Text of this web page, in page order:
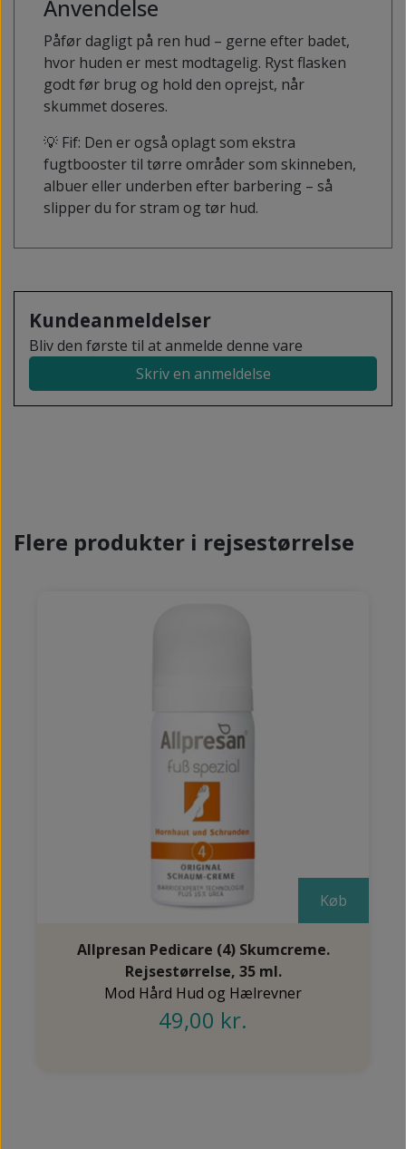
Anvendelse
Påfør dagligt på ren hud – gerne efter badet,
hvor huden er mest modtagelig. Ryst flasken
godt før brug og hold den oprejst, når
skummet doseres.
💡 Fif: Den er også oplagt som ekstra
fugtbooster til tørre områder som skinneben,
albuer eller underben efter barbering – så
slipper du for stram og tør hud.
Kundeanmeldelser
Bliv den første til at anmelde denne vare
Skriv en anmeldelse
Flere produkter i rejsestørrelse
Køb
Allpresan Pedicare (4) Skumcreme.
Rejsestørrelse, 35 ml.
Mod Hård Hud og Hælrevner
49,00 kr.